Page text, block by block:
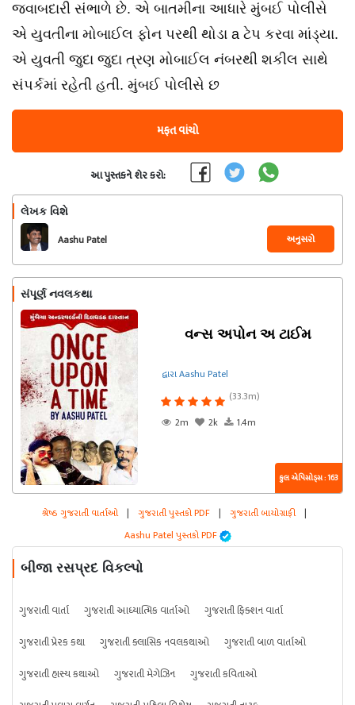
જવાબદારી સંભાળે છે. એ બાતમીના આધારે મુંબઈ પોલીસે
એ યુવતીના મોબાઈલ ફોન પરથી થોડા a ટેપ કરવા માંડ્યા.
એ યુવતી જુદા જુદા ત્રણ મોબાઈલ નંબરથી શકીલ સાથે
સંપર્કમાં રહેતી હતી. મુંબઈ પોલીસે છ
મફત વાંચો
આ પુસ્તકને શેર કરો:
લેખક વિશે
Aashu Patel અનુસરો
સંપૂર્ણ નવલકથા
વન્સ અપોન અ ટાઈમ
દ્વારા Aashu Patel
(33.3m)
2m
2k 1.4m
કુલ એપિસોડ્સ : 163
શ્રેષ્ઠ ગુજરાતી વાર્તાઓ | ગુજરાતી પુસ્તકો PDF | ગુજરાતી બાયોગ્રાફી |
Aashu Patel પુસ્તકો PDF
બીજા રસપ્રદ વિકલ્પો
ગુજરાતી વાર્તા ગુજરાતી આધ્યાત્મિક વાર્તાઓ
ગુજરાતી ફિક્શન વાર્તા
ગુજરાતી પ્રેરક કથા
ગુજરાતી ક્લાસિક નવલકથાઓ
ગુજરાતી બાળ વાર્તાઓ
ગુજરાતી હાસ્ય કથાઓ
ગુજરાતી મેગેઝિન
ગુજરાતી કવિતાઓ